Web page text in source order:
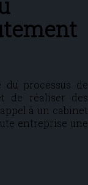
du processus de
de réaliser des
à un cabinet
entreprise une